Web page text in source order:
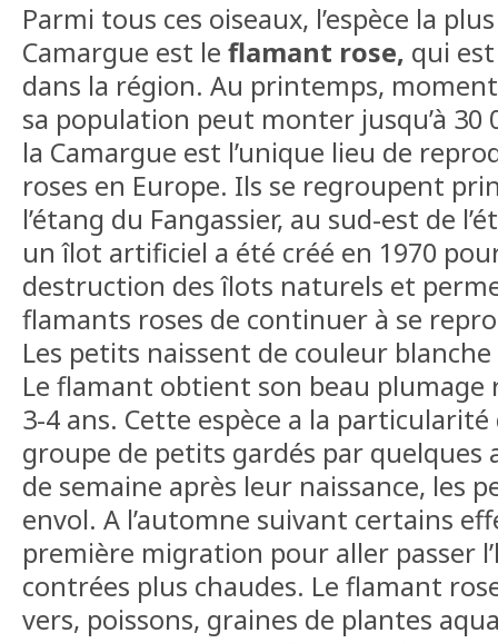
Parmi tous ces oiseaux, l’espèce la
Camargue est le flamant rose, qui
dans la région. Au printemps,
sa population peut monter jusqu’à 30
la Camargue est l’unique lieu de
roses en Europe. Ils se regroupent
l’étang du Fangassier, au sud-est de
un îlot artificiel a été créé en 1970
destruction des îlots naturels et
flamants roses de continuer à se
Les petits naissent de couleur
Le flamant obtient son beau plumage
3-4 ans. Cette espèce a la particularité
groupe de petits gardés par quelques
de semaine après leur naissance, les
envol. A l’automne suivant certains
première migration pour aller passer
contrées plus chaudes. Le flamant
vers, poissons, graines de plantes